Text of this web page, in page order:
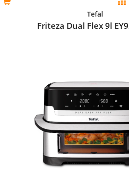
Tefal
Friteza Dual Flex 9l